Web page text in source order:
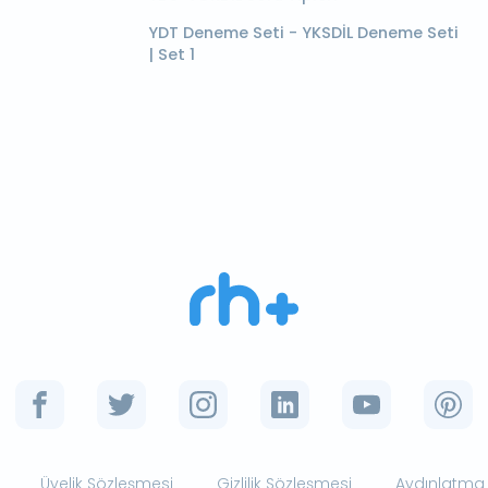
YDT Deneme Seti - YKSDİL Deneme Seti
| Set 1
Üyelik Sözleşmesi Gizlilik Sözleşmesi